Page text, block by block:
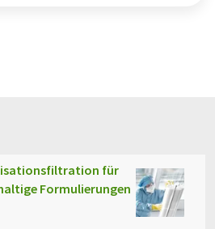
für
Formulierungen